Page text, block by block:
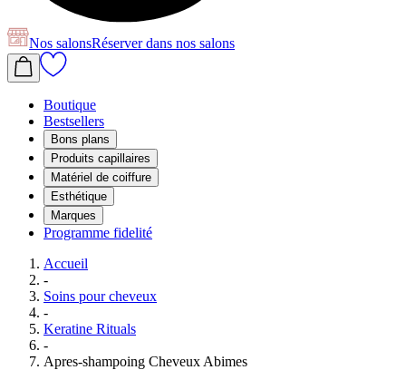
Nos salonsRéserverdans nos salons
Boutique
Bestsellers
Bons plans
Produits capillaires
Matériel de coiffure
Esthétique
Marques
Programme fidelité
Accueil
-
Soins pour cheveux
-
Keratine Rituals
-
Apres-shampoing Cheveux Abimes